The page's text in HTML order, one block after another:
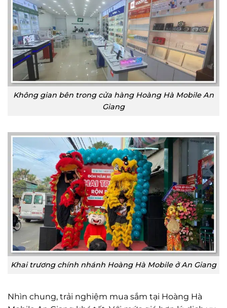
Không gian bên trong cửa hàng Hoàng Hà Mobile An
Giang
Khai trương chính nhánh Hoàng Hà Mobile ở An Giang
Nhìn chung, trải nghiệm mua sắm tại Hoàng Hà